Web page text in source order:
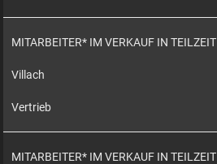
MITARBEITER* IM VERKAUF IN TEILZEIT
Villach
Vertrieb
MITARBEITER* IM VERKAUF IN TEILZEIT